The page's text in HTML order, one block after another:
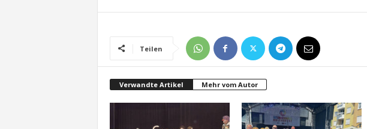
Teilen
Verwandte Artikel Mehr vom Autor